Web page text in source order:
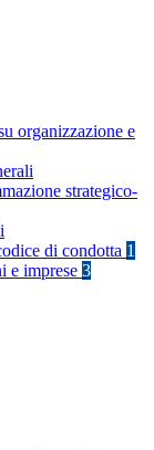
organizzazione e
strategico-
di condotta 1
e imprese 3